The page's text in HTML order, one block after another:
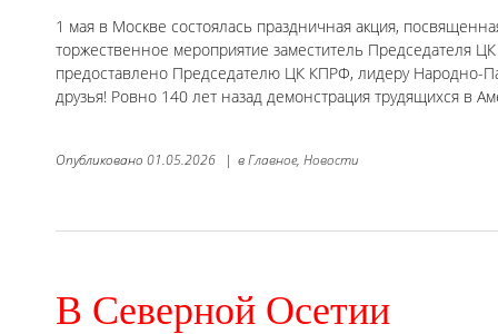
1 мая в Москве состоялась праздничная акция,
торжественное мероприятие заместитель Председателя
предоставлено Председателю ЦК КПРФ, лидеру Народно-
друзья! Ровно 140 лет назад демонстрация трудящихся в
Опубликовано 01.05.2026 | вГлавное, Новости
В Северной Осетии